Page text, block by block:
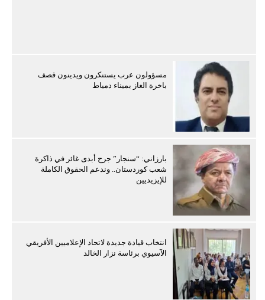
مسؤولون عرب يستنكرون ويدينون قصف
باخرة الغاز بميناء دمياط
بارزاني: “سنجار” جرح أبدى غائر في ذاكرة
شعب كوردستان.. وندعم الحقوق الكاملة
للإيزيديين
انتخاب قيادة جديدة لاتحاد الإعلاميين الأفريقي
الآسيوي برئاسة نزار الخالد